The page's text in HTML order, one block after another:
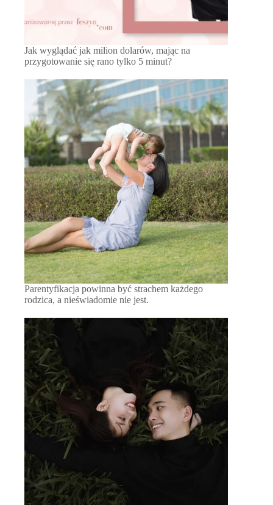
Jak wyglądać jak milion dolarów, mając na
przygotowanie się rano tylko 5 minut?
Parentyfikacja powinna być strachem każdego
rodzica, a nieświadomie nie jest.